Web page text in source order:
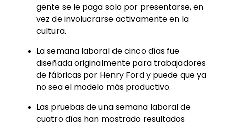
gente se le paga solo por presentarse, en
vez de involucrarse activamente en la
cultura.
La semana laboral de cinco días fue
diseñada originalmente para trabajadores
de fábricas por Henry Ford y puede que ya
no sea el modelo más productivo.
Las pruebas de una semana laboral de
cuatro días han mostrado resultados